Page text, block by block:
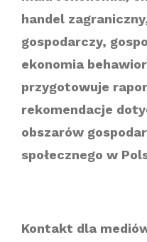
handel
gospodarczy,
ekonomia
przygotowuje
rekomendacje
obszarów
społecznego w
Kontakt dla